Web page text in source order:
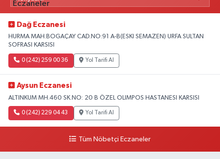
Dağ Eczanesi
HURMA MAH.BOGAÇAY CAD.NO:91 A-B(ESKI SEMAZEN) URFA SULTAN
SOFRASI KARSISI
0 (242) 259 00 36 Yol Tarifi Al
Aysun Eczanesi
ALTINKUM MH.460 SK.NO: 20 B ÖZEL OLIMPOS HASTANESI KARSISI
0 (242) 229 04 43 Yol Tarifi Al
Tüm Nöbetçi Eczaneler